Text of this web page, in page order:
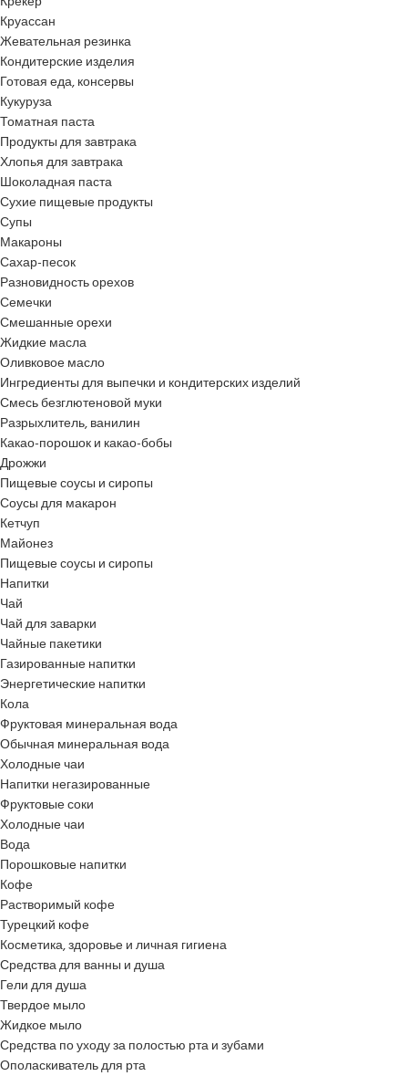
Круассан
Жевательная резинка
Кондитерские изделия
Готовая еда, консервы
Кукуруза
Томатная паста
Продукты для завтрака
Хлопья для завтрака
Шоколадная паста
Сухие пищевые продукты
Супы
Макароны
Сахар-песок
Разновидность орехов
Семечки
Смешанные орехи
Жидкие масла
Оливковое масло
Ингредиенты для выпечки и кондитерских изделий
Смесь безглютеновой муки
Разрыхлитель, ванилин
Какао-порошок и какао-бобы
Дрожжи
Пищевые соусы и сиропы
Соусы для макарон
Кетчуп
Майонез
Пищевые соусы и сиропы
Напитки
Чай
Чай для заварки
Чайные пакетики
Газированные напитки
Энергетические напитки
Кола
Фруктовая минеральная вода
Обычная минеральная вода
Холодные чаи
Напитки негазированные
Фруктовые соки
Холодные чаи
Вода
Порошковые напитки
Кофе
Растворимый кофе
Турецкий кофе
Косметика, здоровье и личная гигиена
Средства для ванны и душа
Гели для душа
Твердое мыло
Жидкое мыло
Средства по уходу за полостью рта и зубами
Ополаскиватель для рта